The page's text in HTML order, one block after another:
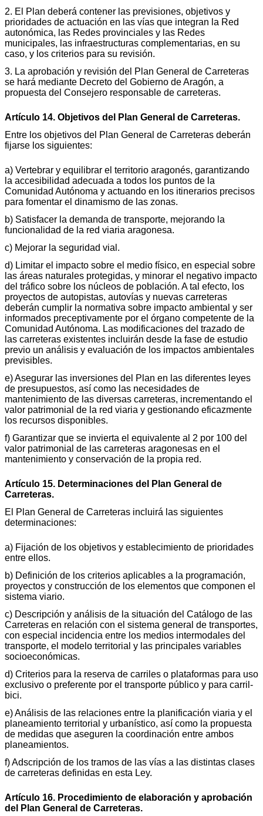
2. El Plan deberá contener las previsiones, objetivos y
prioridades de actuación en las vías que integran la Red
autonómica, las Redes provinciales y las Redes
municipales, las infraestructuras complementarias, en su
caso, y los criterios para su revisión.
3. La aprobación y revisión del Plan General de Carreteras
se hará mediante Decreto del Gobierno de Aragón, a
propuesta del Consejero responsable de carreteras.
Artículo 14. Objetivos del Plan General de Carreteras.
Entre los objetivos del Plan General de Carreteras deberán
fijarse los siguientes:
a) Vertebrar y equilibrar el territorio aragonés, garantizando
la accesibilidad adecuada a todos los puntos de la
Comunidad Autónoma y actuando en los itinerarios precisos
para fomentar el dinamismo de las zonas.
b) Satisfacer la demanda de transporte, mejorando la
funcionalidad de la red viaria aragonesa.
c) Mejorar la seguridad vial.
d) Limitar el impacto sobre el medio físico, en especial sobre
las áreas naturales protegidas, y minorar el negativo impacto
del tráfico sobre los núcleos de población. A tal efecto, los
proyectos de autopistas, autovías y nuevas carreteras
deberán cumplir la normativa sobre impacto ambiental y ser
informados preceptivamente por el órgano competente de la
Comunidad Autónoma. Las modificaciones del trazado de
las carreteras existentes incluirán desde la fase de estudio
previo un análisis y evaluación de los impactos ambientales
previsibles.
e) Asegurar las inversiones del Plan en las diferentes leyes
de presupuestos, así como las necesidades de
mantenimiento de las diversas carreteras, incrementando el
valor patrimonial de la red viaria y gestionando eficazmente
los recursos disponibles.
f) Garantizar que se invierta el equivalente al 2 por 100 del
valor patrimonial de las carreteras aragonesas en el
mantenimiento y conservación de la propia red.
Artículo 15. Determinaciones del Plan General de
Carreteras.
El Plan General de Carreteras incluirá las siguientes
determinaciones:
a) Fijación de los objetivos y establecimiento de prioridades
entre ellos.
b) Definición de los criterios aplicables a la programación,
proyectos y construcción de los elementos que componen el
sistema viario.
c) Descripción y análisis de la situación del Catálogo de las
Carreteras en relación con el sistema general de transportes,
con especial incidencia entre los medios intermodales del
transporte, el modelo territorial y las principales variables
socioeconómicas.
d) Criterios para la reserva de carriles o plataformas para uso
exclusivo o preferente por el transporte público y para carril-
bici.
e) Análisis de las relaciones entre la planificación viaria y el
planeamiento territorial y urbanístico, así como la propuesta
de medidas que aseguren la coordinación entre ambos
planeamientos.
f) Adscripción de los tramos de las vías a las distintas clases
de carreteras definidas en esta Ley.
Artículo 16. Procedimiento de elaboración y aprobación
del Plan General de Carreteras.